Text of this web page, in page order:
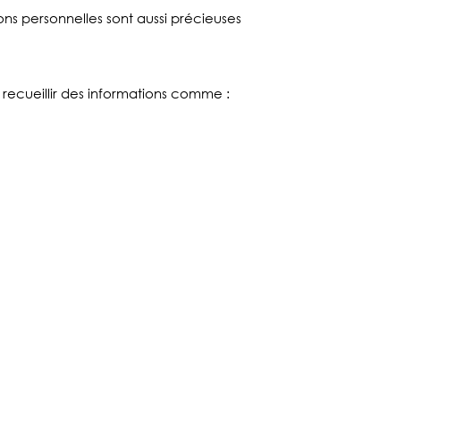
personnelles sont aussi précieuses
des informations comme :